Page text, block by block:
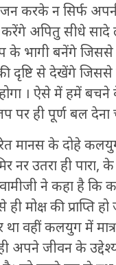
करके न सिर्फ
करेंगे अपितु सीधे सादे
भागी बनेंगे जिससे
दृष्टि से देखेंगे
। ऐसे में हमें बचने
पर ही पूर्ण बल देना
मानस के दोहे
नर उतरा ही पारा,
ने कहा है
मोक्ष की प्राप्ति हो
वहीं कलयुग में
अपने जीवन के